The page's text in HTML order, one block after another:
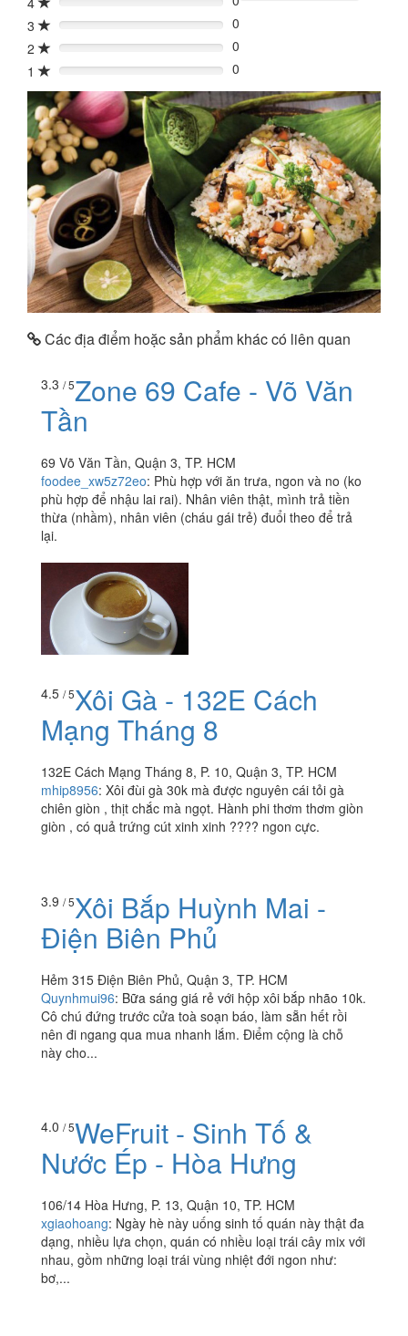
0%
3
0%
0
2
0%
0
1
0% 0
Các địa điểm hoặc sản phẩm khác có liên quan
3.3 / 5Zone 69 Cafe - Võ Văn
Tần
69 Võ Văn Tần, Quận 3, TP. HCM
foodee_xw5z72eo: Phù hợp với ăn trưa, ngon và no (ko
phù hợp để nhậu lai rai). Nhân viên thật, mình trả tiền
thừa (nhầm), nhân viên (cháu gái trẻ) đuổi theo để trả
lại.
4.5 / 5Xôi Gà - 132E Cách
Mạng Tháng 8
132E Cách Mạng Tháng 8, P. 10, Quận 3, TP. HCM
mhip8956: Xôi đùi gà 30k mà được nguyên cái tỏi gà
chiên giòn , thịt chắc mà ngọt. Hành phi thơm thơm giòn
giòn , có quả trứng cút xinh xinh ???? ngon cực.
3.9 / 5Xôi Bắp Huỳnh Mai -
Điện Biên Phủ
Hẻm 315 Điện Biên Phủ, Quận 3, TP. HCM
Quynhmui96: Bữa sáng giá rẻ với hộp xôi bắp nhão 10k.
Cô chú đứng trước cửa toà soạn báo, làm sẵn hết rồi
nên đi ngang qua mua nhanh lắm. Điểm cộng là chỗ
này cho...
4.0 / 5WeFruit - Sinh Tố &
Nước Ép - Hòa Hưng
106/14 Hòa Hưng, P. 13, Quận 10, TP. HCM
xgiaohoang: Ngày hè này uống sinh tố quán này thật đa
dạng, nhiều lựa chọn, quán có nhiều loại trái cây mix với
nhau, gồm những loại trái vùng nhiệt đới ngon như:
bơ,...